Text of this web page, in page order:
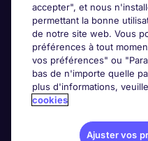
Entreprises
Contact
Les avis Google
Nos offres d'emploi
accepter", et nous
permettant la bonne
de notre site web. Vous
préférences à tout
vos préférences" ou
bas de n'importe quelle
plus d'informations,
cookies
Ajuster vos